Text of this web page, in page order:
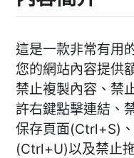
這是一款非常有用
您的網站內容提供
禁止複製內容、禁
許右鍵點擊連結、
保存頁面(Ctrl+S)
(Ctrl+U)以及禁止